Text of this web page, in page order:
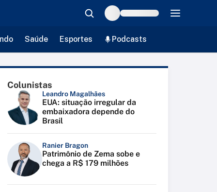
Saúde Esportes Podcasts
Colunistas
Leandro Magalhães
EUA: situação irregular da
embaixadora depende do
Brasil
Ranier Bragon
Patrimônio de Zema sobe e
chega a R$ 179 milhões